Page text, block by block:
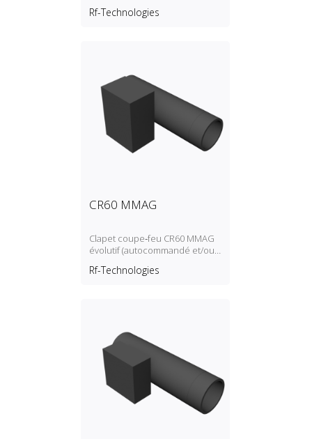
Rf-Technologies
CR60 MMAG
Clapet coupe‑feu CR60 MMAG
évolutif (autocommandé et/ou
Rf-Technologies